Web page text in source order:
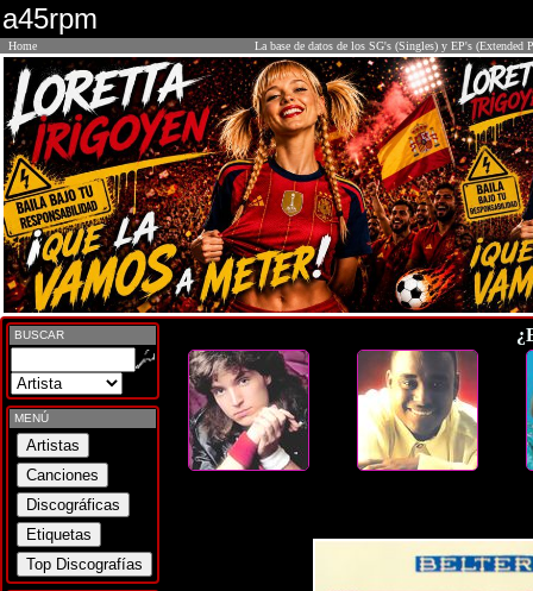
a45rpm
Home La base de datos de los SG's (Singles) y EP's (Extended
BUSCAR
MENÚ